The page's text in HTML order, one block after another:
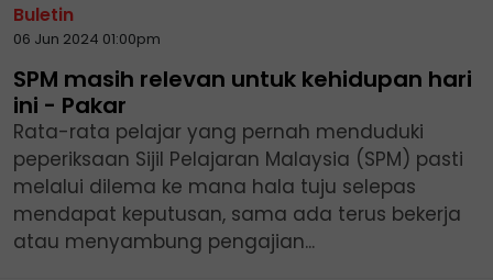
Buletin
06 Jun 2024 01:00pm
SPM masih relevan untuk kehidupan hari
ini - Pakar
Rata-rata pelajar yang pernah menduduki
peperiksaan Sijil Pelajaran Malaysia (SPM) pasti
melalui dilema ke mana hala tuju selepas
mendapat keputusan, sama ada terus bekerja
atau menyambung pengajian...